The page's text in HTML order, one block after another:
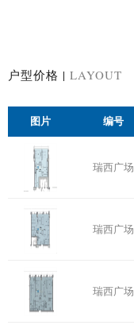
户型价格 | LAYOUT
图片 编号
瑞西广场
瑞西广场
瑞西广场